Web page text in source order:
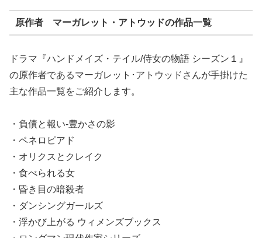
原作者 マーガレット・アトウッドの作品一覧
ドラマ『ハンドメイズ・テイル/侍女の物語 シーズン１』
の原作者であるマーガレット･アトウッドさんが手掛けた
主な作品一覧をご紹介します。
・負債と報い-豊かさの影
・ペネロピアド
・オリクスとクレイク
・食べられる女
・昏き目の暗殺者
・ダンシングガールズ
・浮かび上がる ウィメンズブックス